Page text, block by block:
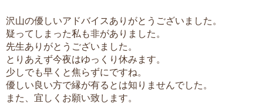
沢山の優しいアドバイスありがとうございました。
疑ってしまった私も非がありました。
先生ありがとうございました。
とりあえず今夜はゆっくり休みます。
少しでも早くと焦らずにですね。
優しい良い方で縁が有るとは知りませんでした。
また、宜しくお願い致します。